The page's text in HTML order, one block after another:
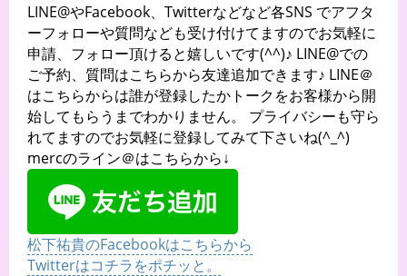
LINE@やFacebook、Twitterなどなど各SNS でアフタ
ーフォローや質問なども受け付けてますのでお気軽に
申請、フォロー頂けると嬉しいです(^^)♪ LINE@での
ご予約、質問はこちらから友達追加できます♪ LINE＠
はこちらからは誰が登録したかトークをお客様から開
始してもらうまでわかりません。 プライバシーも守ら
れてますのでお気軽に登録してみて下さいね(^_^)
mercのライン＠はこちらから↓
松下祐貴のFacebookはこちらから
Twitterはコチラをポチッと。